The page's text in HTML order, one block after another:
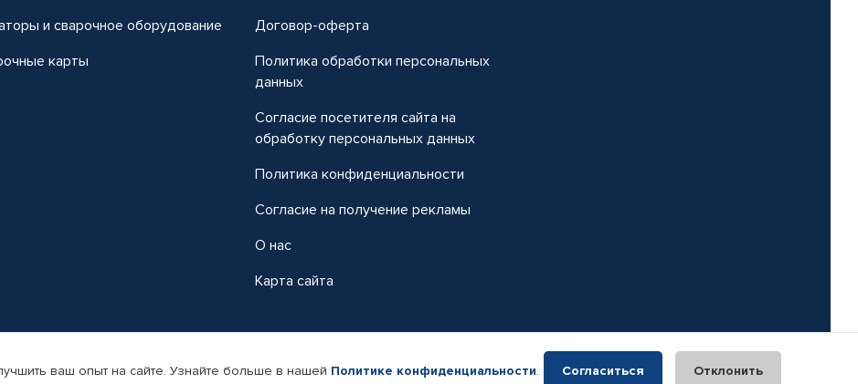
и сварочное оборудование
карты
Договор-оферта
Политика обработки персональных
данных
Согласие посетителя сайта на
обработку персональных данных
Политика конфиденциальности
Согласие на получение рекламы
О нас
Карта сайта
магазин автомобильных товаров Автопрофи.
ваш опыт на сайте. Узнайте больше в нашей Политике конфиденциальности. Согласиться Отклонить